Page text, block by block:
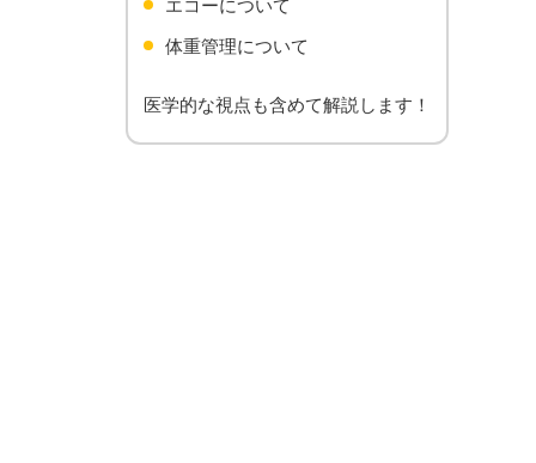
エコーについて
体重管理について
医学的な視点も含めて解説します！